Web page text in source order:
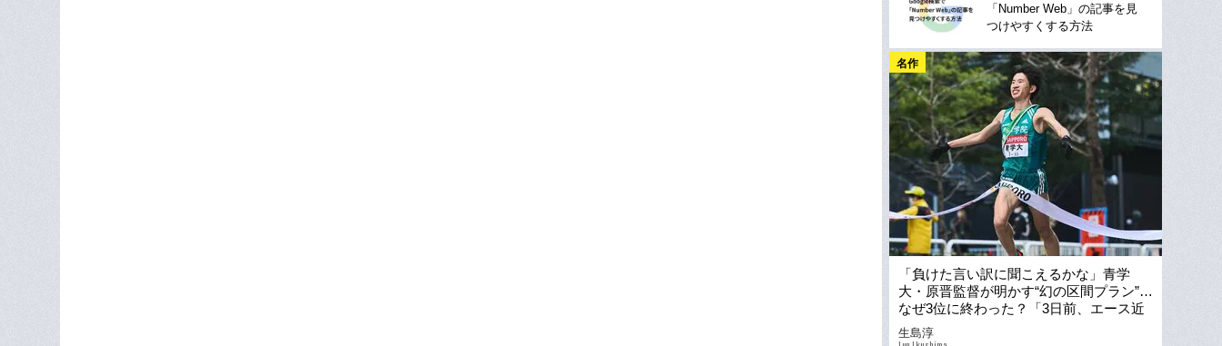
「Number Web」の記事を見
つけやすくする方法
名作
「負けた言い訳に聞こえるかな」青学
大・原晋監督が明かす“幻の区間プラン”…
なぜ3位に終わった？「3日前、エース近
藤が相談にきました」
生島淳